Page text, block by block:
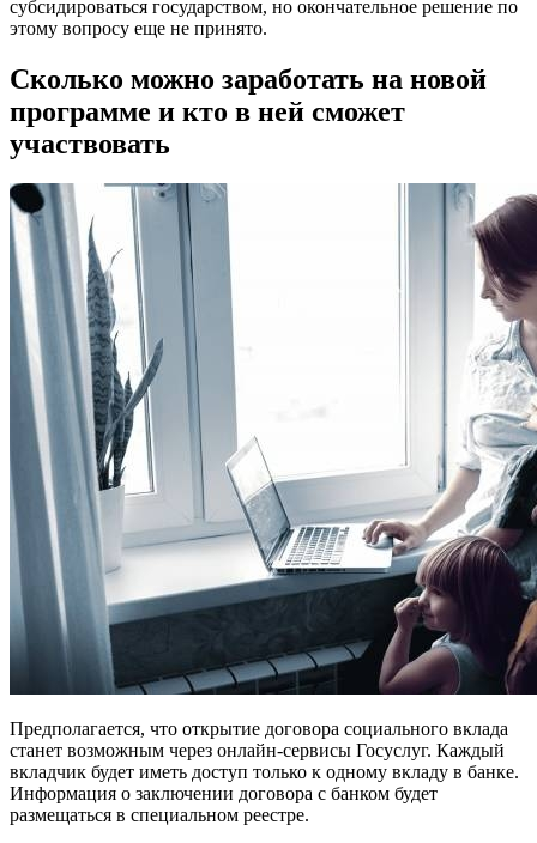
субсидироваться государством, но окончательное решение по
этому вопросу еще не принято.
Сколько можно заработать на новой
программе и кто в ней сможет
участвовать
Предполагается, что открытие договора социального вклада
станет возможным через онлайн-сервисы Госуслуг. Каждый
вкладчик будет иметь доступ только к одному вкладу в банке.
Информация о заключении договора с банком будет
размещаться в специальном реестре.